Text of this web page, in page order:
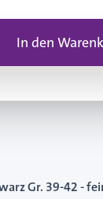
In den
Gr. 39-42 -